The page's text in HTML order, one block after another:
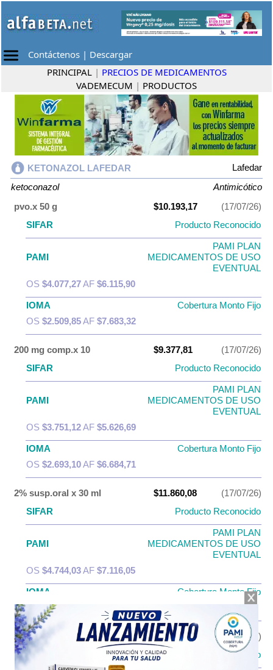
Contáctenos | Descargar
PRINCIPAL | PRECIOS DE MEDICAMENTOS
VADEMECUM | PRODUCTOS
KETONAZOL LAFEDAR
Lafedar
ketoconazol
Antimicótico
pvo.x 50 g
$10.193,17
(17/07/26)
SIFAR
Producto Reconocido
PAMI
PAMI PLAN
MEDICAMENTOS DE USO
EVENTUAL
OS $4.077,27AF $6.115,90
IOMA
Cobertura Monto Fijo
OS $2.509,85AF $7.683,32
200 mg comp.x 10 $9.377,81
(17/07/26)
SIFAR
Producto Reconocido
PAMI
PAMI PLAN
MEDICAMENTOS DE USO
EVENTUAL
OS $3.751,12AF $5.626,69
IOMA
Cobertura Monto Fijo
OS $2.693,10AF $6.684,71
2% susp.oral x 30 ml $11.860,08
(17/07/26)
SIFAR
Producto Reconocido
PAMI
PAMI PLAN
MEDICAMENTOS DE USO
EVENTUAL
OS $4.744,03AF $7.116,05
IOMA
Cobertura Monto Fijo
OS
$2.920,30
2% susp.oral x 100 ml $16.920,98
(17/07/26)
SIFAR
Producto Reconocido